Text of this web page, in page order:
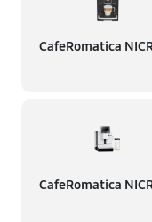
CafeRomatica
CafeRomatica